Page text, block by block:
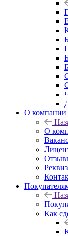
О компании
О
Как